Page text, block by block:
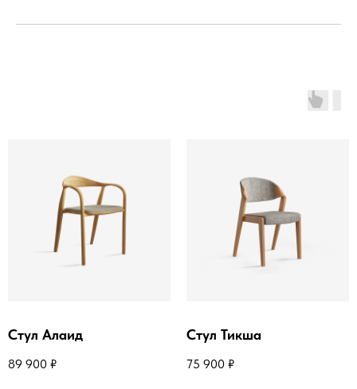
Стул Алаид
89 900 ₽
Стул Тикша
75 900 ₽